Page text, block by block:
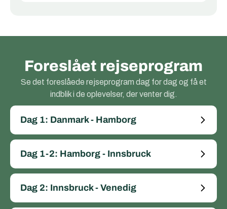
Foreslået rejseprogram
Se det foreslåede rejseprogram dag for dag og få et
indblik i de oplevelser, der venter dig.
Dag 1: Danmark - Hamborg
Dag 1-2: Hamborg - Innsbruck
Dag 2: Innsbruck - Venedig